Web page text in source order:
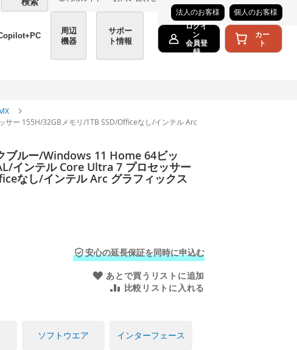
法人のお客様
個人のお客様
周辺
機器
サポー
ト情報
ログイ
ン
会員登
録
カー
ト
サー 155H/32GBメモリ/1TB SSD/Officeなし/インテル Arc
ブルー/Windows 11 Home 64ビッ
インテル Core Ultra 7 プロセッサー
なし/インテル Arc グラフィックス
安心の延長保証を同時に申込む
あとで買うリストに追加
比較リストに入れる
ソフトウエア インターフェース